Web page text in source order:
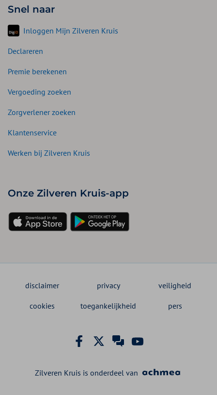
Snel naar
Inloggen Mijn Zilveren Kruis
Declareren
Premie berekenen
Vergoeding zoeken
Zorgverlener zoeken
Klantenservice
Werken bij Zilveren Kruis
Onze Zilveren Kruis-app
disclaimer privacy veiligheid
cookies toegankelijkheid pers
Zilveren Kruis is onderdeel van